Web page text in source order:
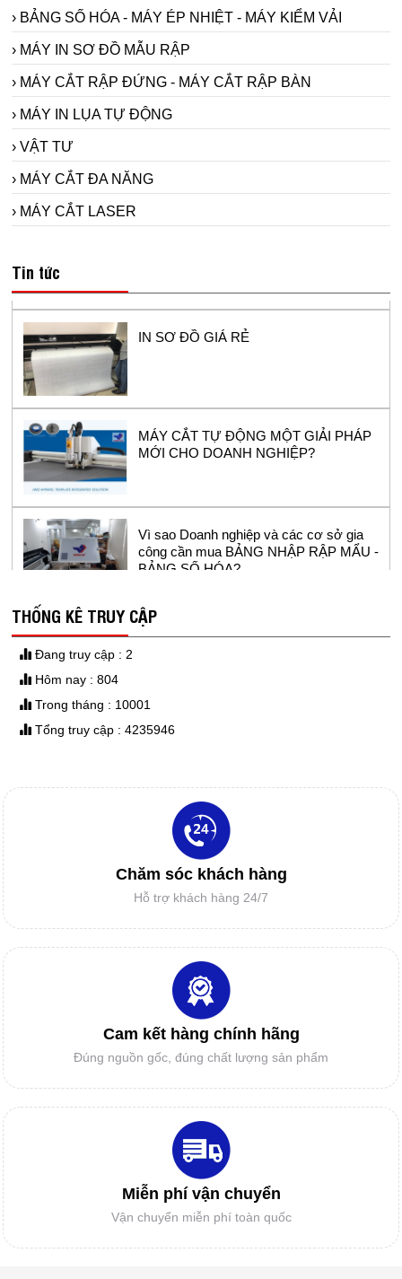
› BẢNG SỐ HÓA - MÁY ÉP NHIỆT - MÁY KIỂM VẢI
› MÁY IN SƠ ĐỒ MẪU RẬP
› MÁY CẮT RẬP ĐỨNG - MÁY CẮT RẬP BÀN
› MÁY IN LỤA TỰ ĐỘNG
› VẬT TƯ
› MÁY CẮT ĐA NĂNG
› MÁY CẮT LASER
Tin tức
IN SƠ ĐỒ GIÁ RẺ
MÁY CẮT TỰ ĐỘNG MỘT GIẢI PHÁP
MỚI CHO DOANH NGHIỆP?
Vì sao Doanh nghiệp và các cơ sở gia
công cần mua BẢNG NHẬP RẬP MẨU -
BẢNG SỐ HÓA?
GIẤY IN SƠ ĐỒ
DAO MÁY CẮT TỰ ĐỘNG
DAO MÁY CẮT RẬP
ĐẦU PHUN HP11
LINH KIỆN CAD/CAM
sử dụng đầu in hp11 cho ngành công
nghiệp may.
IN SƠ ĐỒ GIÁ RẺ
MÁY CẮT TỰ ĐỘNG MỘT GIẢI PHÁP
MỚI CHO DOANH NGHIỆP?
Vì sao Doanh nghiệp và các cơ sở gia
công cần mua BẢNG NHẬP RẬP MẨU -
BẢNG SỐ HÓA?
GIẤY IN SƠ ĐỒ
THỐNG KÊ TRUY CẬP
Đang truy cập : 2
Hôm nay : 804
Trong tháng : 10001
Tổng truy cập : 4235946
Chăm sóc khách hàng
Hỗ trợ khách hàng 24/7
Cam kết hàng chính hãng
Đúng nguồn gốc, đúng chất lượng sản phẩm
Miễn phí vận chuyển
Vận chuyển miễn phí toàn quốc